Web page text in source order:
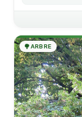
🌳ARBRE